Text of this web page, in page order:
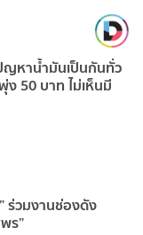
ญหาน้ำมันเป็นกันทั่ว
50 บาท ไม่เห็นมี
ร่วมงานช่องดัง
ร”